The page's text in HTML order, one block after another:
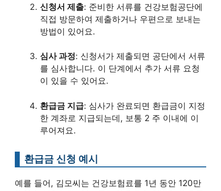
신청서 제출: 준비한 서류를 건강보험공단에
직접 방문하여 제출하거나 우편으로 보내는
방법이 있어요.
심사 과정: 신청서가 제출되면 공단에서 서류
를 심사합니다. 이 단계에서 추가 서류 요청
이 있을 수 있어요.
환급금 지급: 심사가 완료되면 환급금이 지정
한 계좌로 지급되는데, 보통 2 주 이내에 이
루어져요.
환급금 신청 예시
예를 들어, 김모씨는 건강보험료를 1년 동안 120만